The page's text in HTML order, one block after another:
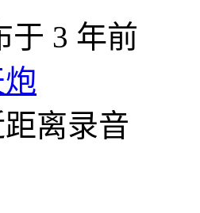
于 3 年前
离录音